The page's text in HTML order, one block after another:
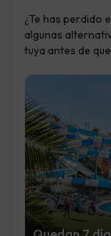
¿Te has perdido
algunas
tuya antes de